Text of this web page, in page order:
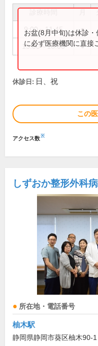
9:00～11:45 ●
15:00～18:00 ●
お盆(8月中旬)は休診
に必ず医療機関に直接
休診日: 日、祝
この
アクセス数※
しずおか整形外科
所在地・電話番号
柚木駅
静岡県静岡市葵区柚木90-1